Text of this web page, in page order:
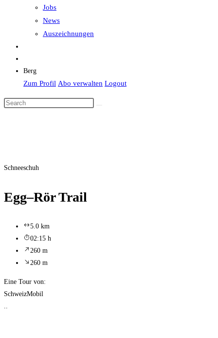
Jobs
News
Auszeichnungen
Berg
Zum Profil Abo verwalten Logout
Schneeschuh
Egg–Rör Trail
5.0 km
02:15 h
260 m
260 m
Eine Tour von:
SchweizMobil
..